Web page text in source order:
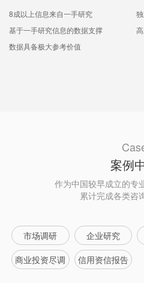
8成以上信息来自一手研究
基于一手研究信息的数据支撑
数据具备极大参考价值
案例
作为中国较早成立的专
累计完成各类咨
市场调研 企业研究
商业投资尽调
信用资信报告